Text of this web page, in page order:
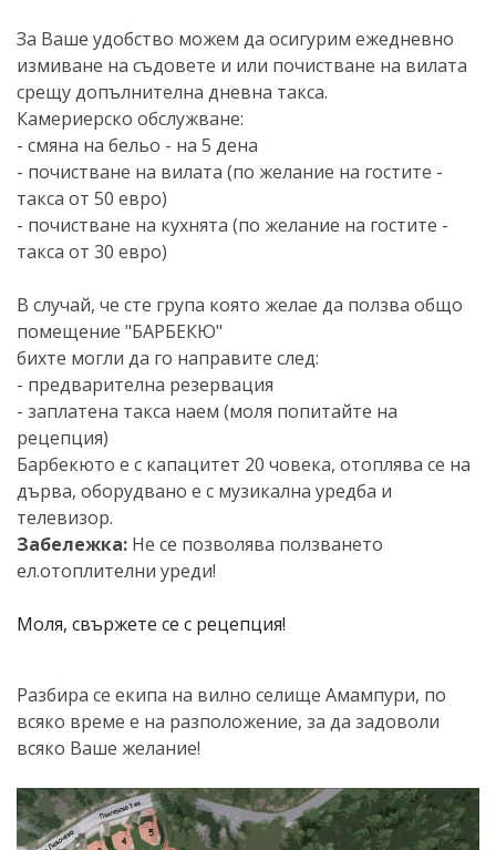
За Ваше удобство можем да осигурим ежедневно
измиване на съдовете и или почистване на вилата
срещу допълнителна дневна такса.
Камериерско обслужване:
- смяна на бельо - на 5 дена
- почистване на вилата (по желание на гостите -
такса от 50 евро)
- почистване на кухнята (по желание на гостите -
такса от 30 евро)
В случай, че сте група която желае да ползва общо
помещение "БАРБЕКЮ"
бихте могли да го направите след:
- предварителна резервация
- заплатена такса наем (моля попитайте на
рецепция)
Барбекюто е с капацитет 20 човека, отоплява се на
дърва, оборудвано е с музикална уредба и
телевизор.
Забележка: Не се позволява ползването
ел.отоплителни уреди!
Моля, свържете се с рецепция!
Разбира се екипа на вилно селище Амампури, по
всяко време е на разположение, за да задоволи
всяко Ваше желание!